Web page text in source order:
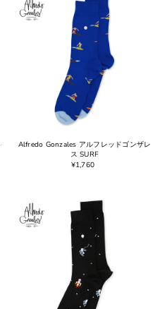
Alfredo Gonzales アルフレッドゴンザレ
ス SURF
¥1,760